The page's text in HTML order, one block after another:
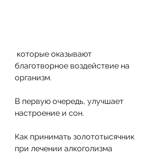
благотворное воздействие на
организм.
В первую очередь, улучшает
настроение и сон.
Как принимать золототысячник
при лечении алкоголизма